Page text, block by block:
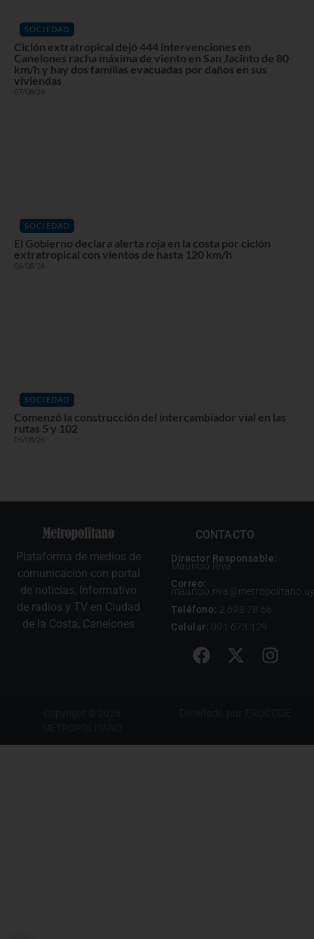
SOCIEDAD
Ciclón extratropical dejó 444 intervenciones en
Canelones racha máxima de viento en San Jacinto de 80
km/h y hay dos familias evacuadas por daños en sus
viviendas
07/08/26
SOCIEDAD
El Gobierno declara alerta roja en la costa por ciclón
extratropical con vientos de hasta 120 km/h
06/08/26
SOCIEDAD
Comenzó la construcción del intercambiador vial en las
rutas 5 y 102
05/08/26
Plataforma de medios de
comunicación con portal
de noticias, Informativo
de radios y TV en Ciudad
de la Costa, Canelones
CONTACTO
Director Responsable:
Mauricio Riva
Correo:
mauricio.riva@metropolitano.uy
Teléfono: 2 698 78 66
Celular: 091 673 129